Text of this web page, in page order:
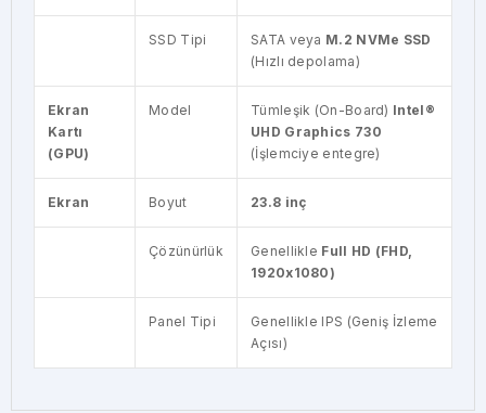
SSD Tipi SATA veya M.2 NVMe SSD
(Hızlı depolama)
Ekran
Kartı
(GPU)
Model Tümleşik (On-Board) Intel®
UHD Graphics 730
(İşlemciye entegre)
Ekran Boyut 23.8 inç
Çözünürlük Genellikle Full HD (FHD,
1920x1080)
Panel Tipi
Genellikle IPS (Geniş İzleme
Açısı)